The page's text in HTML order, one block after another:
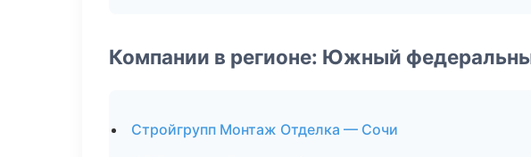
Компании в регионе: Южный
Стройгрупп Монтаж Отделка — Сочи